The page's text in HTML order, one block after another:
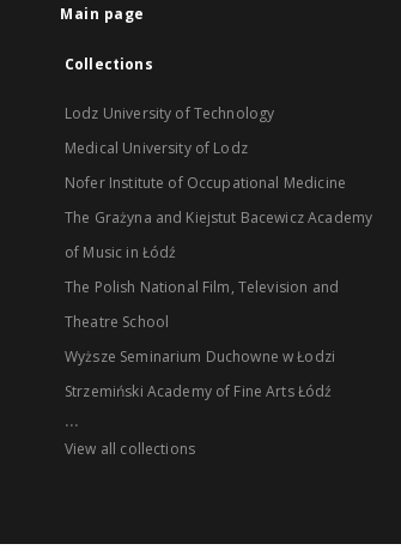
Main page
Collections
Lodz University of Technology
Medical University of Lodz
Nofer Institute of Occupational Medicine
The Grażyna and Kiejstut Bacewicz Academy
of Music in Łódź
The Polish National Film, Television and
Theatre School
Wyższe Seminarium Duchowne w Łodzi
Strzemiński Academy of Fine Arts Łódź
...
View all collections